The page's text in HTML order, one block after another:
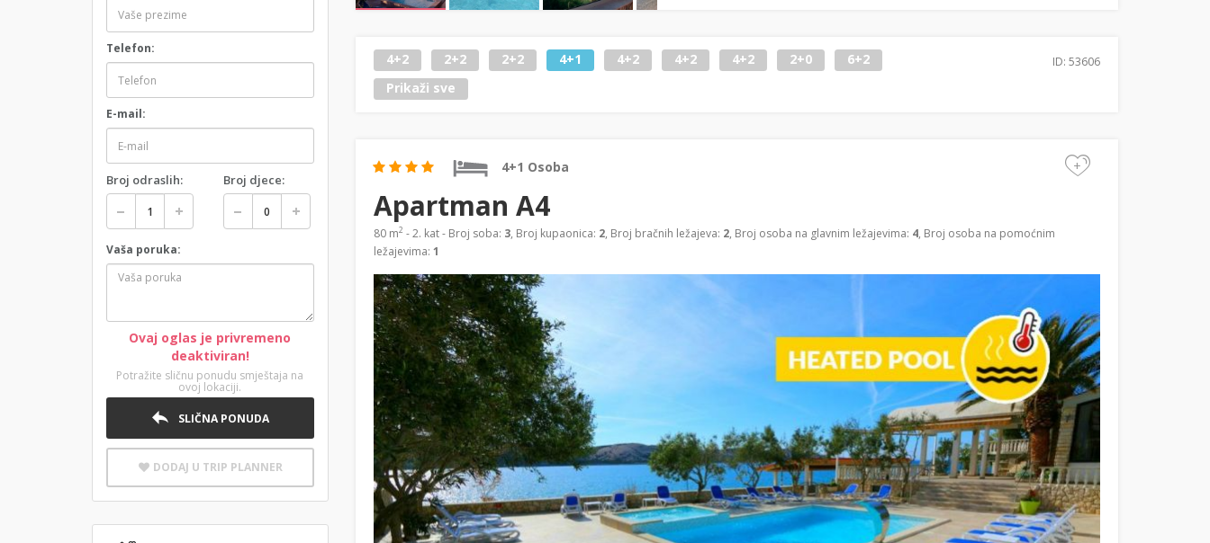
Telefon:
E-mail:
Broj odraslih: Broj djece:
Vaša poruka:
Ovaj oglas je privremeno
deaktiviran!
Potražite sličnu ponudu smještaja na
ovoj lokaciji.
SLIČNA PONUDA
DODAJ U TRIP PLANNER
4+2 2+2 2+2 4+1 4+2 4+2 4+2 2+0
6+2
Prikaži sve
ID: 53606
4+1 Osoba +
Apartman A4
80 m2 - 2. kat - Broj soba: 3, Broj kupaonica: 2, Broj bračnih ležajeva: 2, Broj osoba na glavnim ležajevima: 4, Broj osoba na pomoćnim
ležajevima: 1